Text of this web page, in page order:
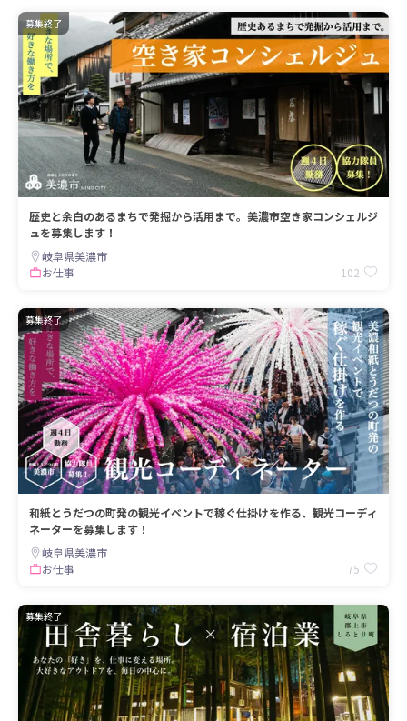
募集終了
歴史と余白のあるまちで発掘から活用まで。美濃市空き家コンシェルジ
ュを募集します！
岐阜県美濃市
お仕事
102
募集終了
和紙とうだつの町発の観光イベントで稼ぐ仕掛けを作る、観光コーディ
ネーターを募集します！
岐阜県美濃市
お仕事
75
募集終了